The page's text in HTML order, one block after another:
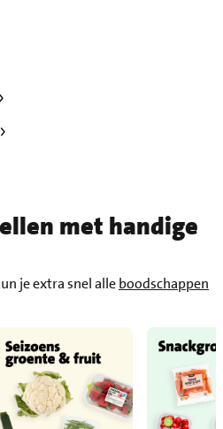
met handige
je extra snel alleboodschappen